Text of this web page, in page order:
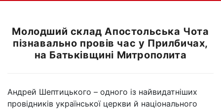
Митрополита
Молодший склад Апостольська Чота
пізнавально провів час у Прилбичах,
на Батьківщині Митрополита
Андрей Шептицького – одного із найвидатніших
провідників української церкви й національного